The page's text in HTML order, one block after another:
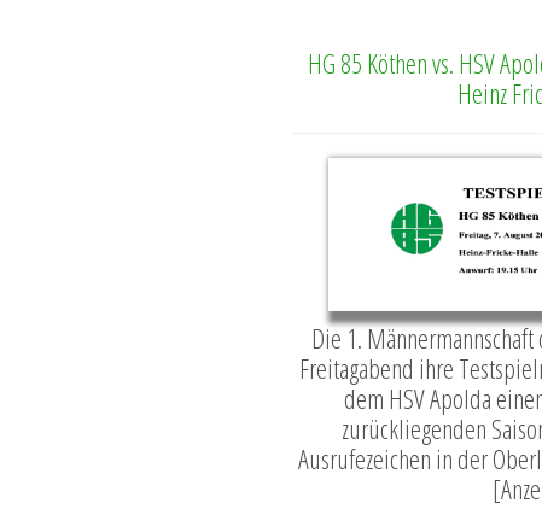
HG 85 Köthen vs. HSV
Heinz
Die 1.
Freitagabend ihre
dem HSV Apolda
zurückliegenden
Ausrufezeichen in der